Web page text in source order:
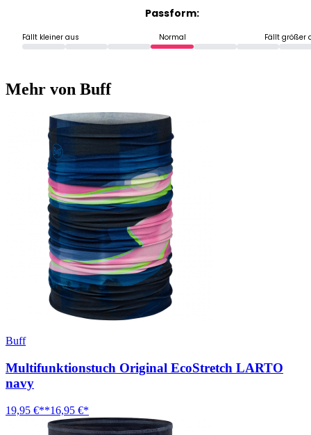
Passform:
Fällt kleiner aus Normal Fällt größer
Mehr von Buff
Buff
Multifunktionstuch Original EcoStretch LARTO
navy
19,95 €**16,95 €*